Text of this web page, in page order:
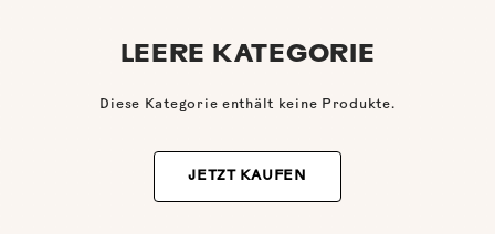
LEERE KATEGORIE
Diese Kategorie enthält keine Produkte.
JETZT KAUFEN